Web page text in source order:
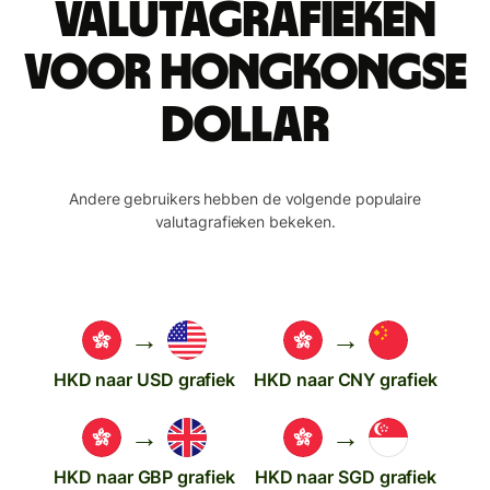
valutagrafieken
voor Hongkongse
dollar
Andere gebruikers hebben de volgende populaire
valutagrafieken bekeken.
→
HKD naar USD grafiek
→
HKD naar CNY grafiek
→
HKD naar GBP grafiek
→
HKD naar SGD grafiek